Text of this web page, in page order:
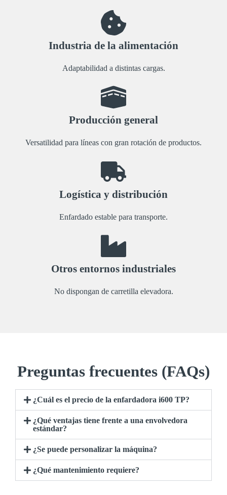
Industria de la alimentación
Adaptabilidad a distintas cargas.
Producción general
Versatilidad para líneas con gran rotación de productos.
Logística y distribución
Enfardado estable para transporte.
Otros entornos industriales
No dispongan de carretilla elevadora.
Preguntas frecuentes (FAQs)
¿Cuál es el precio de la enfardadora i600 TP?
¿Qué ventajas tiene frente a una envolvedora
estándar?
¿Se puede personalizar la máquina?
¿Qué mantenimiento requiere?